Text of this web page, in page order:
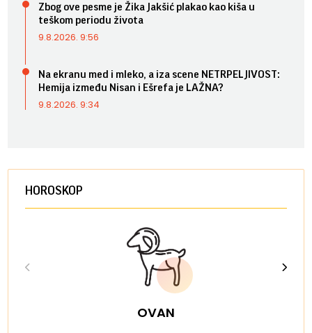
Zbog ove pesme je Žika Jakšić plakao kao kiša u
teškom periodu života
9.8.2026. 9:56
Na ekranu med i mleko, a iza scene NETRPELJIVOST:
Hemija između Nisan i Ešrefa je LAŽNA?
9.8.2026. 9:34
HOROSKOP
OVAN